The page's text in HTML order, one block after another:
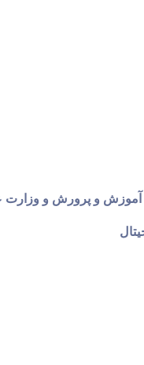
آموزش و پرورش و وزارت